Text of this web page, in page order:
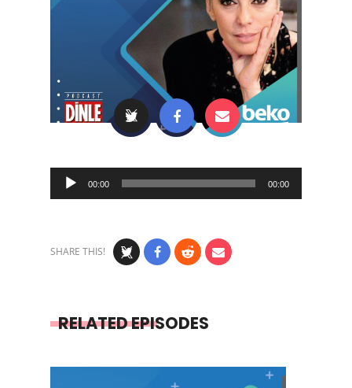
Audio
Player
00:00 00:00
SHARE THIS!
RELATED EPISODES